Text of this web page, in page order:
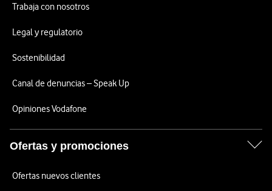
Trabaja con nosotros
Legal y regulatorio
Sostenibilidad
Canal de denuncias – Speak Up
Opiniones Vodafone
Ofertas y promociones
Ofertas nuevos clientes